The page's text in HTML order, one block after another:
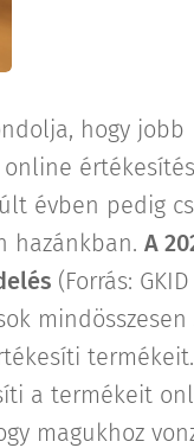
hogy jobb
évben pedig
hazánkban. A
(Forrás:
mindösszesen
termékeit.
a termékeit
magukhoz